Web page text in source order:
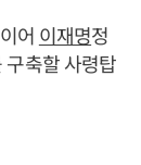
어 이재명정
구축할 사령탑